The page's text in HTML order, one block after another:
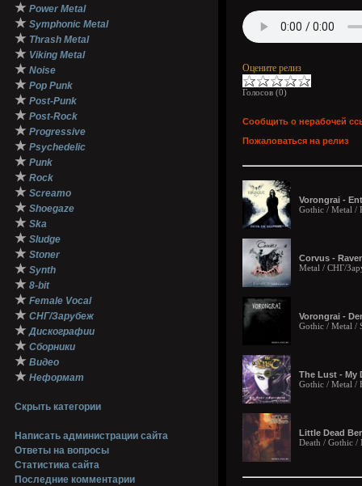
★ Power Metal
★ Symphonic Metal
★ Thrash Metal
★ Viking Metal
★ Noise
★ Pop Punk
★ Post-Punk
★ Post-Rock
★ Progressive
★ Psychedelic
★ Punk
★ Rock
★ Screamo
★ Shoegaze
★ Ska
★ Sludge
★ Stoner
★ Synth
★ 8-bit
★ Female Vocal
★ СНГ/Зарубеж
★ Дискографии
★ Сборники
★ Видео
★ Неформат
Скрыть категории
Написать администрации сайта
Ответы на вопросы
Статистика сайта
Последние комментарии
Оцените релиз
Голосов (0)
Сообщить о нерабочей
Пожаловаться на релиз
Vorongrai -
Gothic / Metal /
Corvus -
Metal / СНГ/
Vorongrai -
Gothic / Metal /
The Lust - My
Gothic / Metal /
Little Dead
Death / Gothic /